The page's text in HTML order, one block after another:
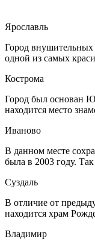
Ярославль
Город внушительных
одной из самых
Кострома
Город был основан
находится место
Иваново
В данном месте
была в 2003 году.
Суздаль
В отличие от
находится храм
Владимир